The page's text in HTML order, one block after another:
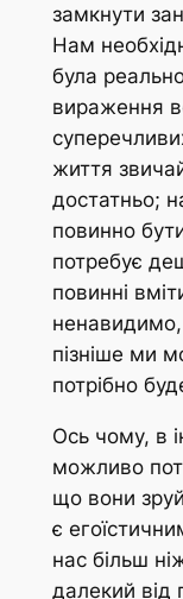
замкнути
Нам
була
вираження
життя
достатньо;
повинно
потребує
повинні
пізніше ми
потрібно
Ось чому, в
можливо
що вони
є
нас більш
далекий від